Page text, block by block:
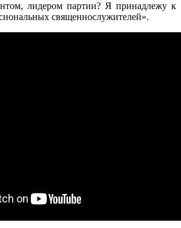
лидером партии? Я принадлежу к
священнослужителей».